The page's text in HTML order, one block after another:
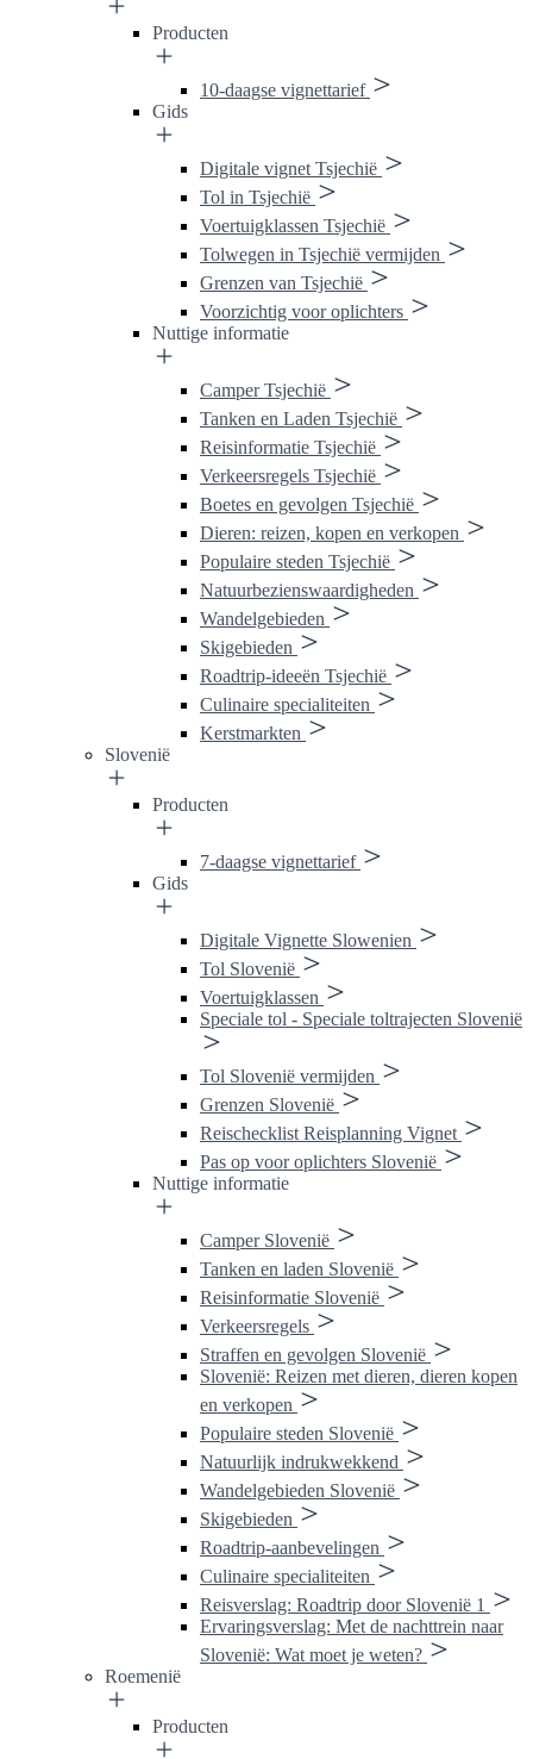
Producten
10-daagse vignettarief
Gids
Digitale vignet Tsjechië
Tol in Tsjechië
Voertuigklassen Tsjechië
Tolwegen in Tsjechië vermijden
Grenzen van Tsjechië
Voorzichtig voor oplichters
Nuttige informatie
Camper Tsjechië
Tanken en Laden Tsjechië
Reisinformatie Tsjechië
Verkeersregels Tsjechië
Boetes en gevolgen Tsjechië
Dieren: reizen, kopen en verkopen
Populaire steden Tsjechië
Natuurbezienswaardigheden
Wandelgebieden
Skigebieden
Roadtrip-ideeën Tsjechië
Culinaire specialiteiten
Kerstmarkten
Slovenië
Producten
7-daagse vignettarief
Gids
Digitale Vignette Slowenien
Tol Slovenië
Voertuigklassen
Speciale tol - Speciale toltrajecten Slovenië
Tol Slovenië vermijden
Grenzen Slovenië
Reischecklist Reisplanning Vignet
Pas op voor oplichters Slovenië
Nuttige informatie
Camper Slovenië
Tanken en laden Slovenië
Reisinformatie Slovenië
Verkeersregels
Straffen en gevolgen Slovenië
Slovenië: Reizen met dieren, dieren kopen
en verkopen
Populaire steden Slovenië
Natuurlijk indrukwekkend
Wandelgebieden Slovenië
Skigebieden
Roadtrip-aanbevelingen
Culinaire specialiteiten
Reisverslag: Roadtrip door Slovenië 1
Ervaringsverslag: Met de nachttrein naar
Slovenië: Wat moet je weten?
Roemenië
Producten